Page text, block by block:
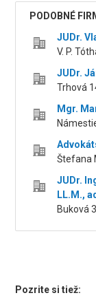
PODOBNÉ
JUDr.
V. P.
JUDr.
Trhová
Mgr.
Štefana
JUDr.
LL.M.,
Buková
Pozrite si tiež: